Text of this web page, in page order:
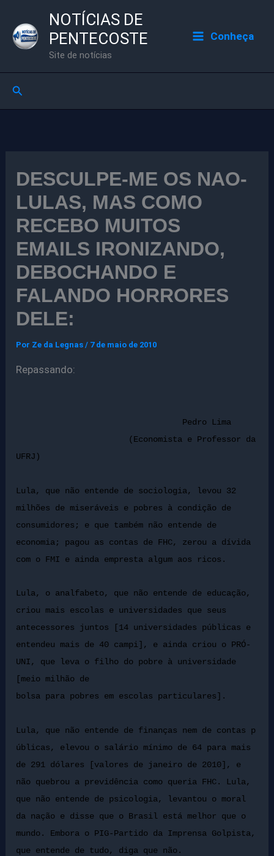
para
NOTÍCIAS DE
PENTECOSTE
Site de notícias
Conheça
Pesquisar
DESCULPE-ME OS NAO-
LULAS, MAS COMO
RECEBO MUITOS
EMAILS IRONIZANDO,
DEBOCHANDO E
FALANDO HORRORES
DELE:
Por Ze da Legnas/ 7 de maio de 2010
Repassando:
Pedro Lima
(Economista e Professor da
UFRJ)
Lula, que não entende de sociologia, levou 32
milhões de miseráveis e pobres à condição de
consumidores; e que também não entende de
economia; pagou as contas de FHC, zerou a dívida
com o FMI e ainda empresta algum aos ricos.
Lula, o analfabeto, que não entende de educação,
criou mais escolas e universidades que seus
antecessores juntos [14 universidades públicas e
entendeu mais de 40 campi], e ainda criou o PRÓ-
UNI, que leva o filho do pobre à universidade
[meio milhão de
bolsa para pobres em escolas particulares].
Lula, que não entende de finanças nem de contas p
úblicas, elevou o salário mínimo de 64 para mais
de 291 dólares [valores de janeiro de 2010], e
não quebrou a previdência como queria FHC. Lula,
que não entende de psicologia, levantou o moral
da nação e disse que o Brasil está melhor que o
mundo. Embora o PIG-Partido da Imprensa Golpista,
que entende de tudo, diga que não.